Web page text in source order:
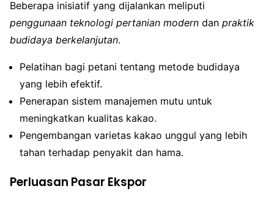
Beberapa inisiatif yang dijalankan meliputi
penggunaan teknologi pertanian modern dan praktik
budidaya berkelanjutan.
Pelatihan bagi petani tentang metode budidaya
yang lebih efektif.
Penerapan sistem manajemen mutu untuk
meningkatkan kualitas kakao.
Pengembangan varietas kakao unggul yang lebih
tahan terhadap penyakit dan hama.
Perluasan Pasar Ekspor